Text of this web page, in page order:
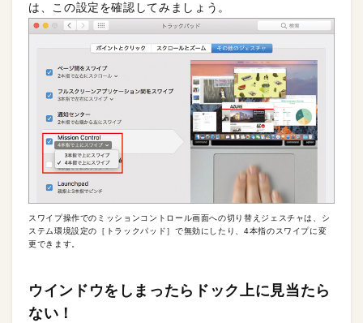
は、この設定を確認してみましょう。
スワイプ操作でのミッションコントロール画面への切り替えジェスチャは、シ
ステム環境設定の［トラックパッド］で無効にしたり、4本指のスワイプに変
更できます。
ウインドウをしまったらドック上に見当たら
ない！